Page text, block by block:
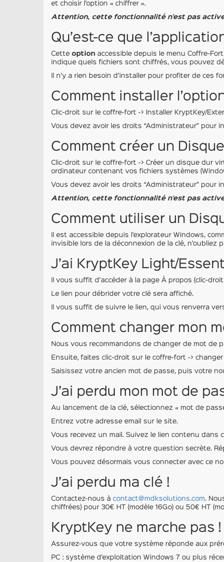
et choisir l’option « chiffrer ».
Attention, cette fonctionnalité n’est pas
Qu’est-ce que
Cette option accessible depuis le menu Coffre-
indique quels fichiers sont chiffrés, vous pouvez
Il n’y a rien besoin d’installer pour profiter de ces
Comment installer
Clic-droit sur le coffre-fort -> Installer KryptKey/
Vous devez avoir les droits “Administrateur” pour
Comment créer un
Clic-droit sur le coffre-fort -> Créer un disque dur
ordinateur contenant vos fichiers systèmes
Vous devez avoir les droits “Administrateur” pour
Attention, cette fonctionnalité n’est pas
Comment utiliser un
Il est accessible depuis l’explorateur Windows,
invisible lors de la déconnexion de la clé, n’oubliez
J’ai KryptKey Light/
Il vous suffit d’accéder à la page À propos (clic-
Le lien pour débrider votre clé sera affiché.
Il vous suffit de suivre le lien, qui vous renverra
Comment changer mon
Nous vous recommandons de changer de mot de
Ensuite, faites clic-droit sur le coffre-fort ->
Saisissez votre ancien mot de passe, puis votre
J’ai perdu mon mot de
Au lancement de la clé, sélectionnez « mot de
Entrez votre adresse email sur le site.
Vous recevez un mail. Suivez le lien contenu dans
Vous devrez répondre à votre question secrète.
Vous pouvez désormais vous connecter avec ce
J’ai perdu ma clé !
Contactez-nous à contact@mdksolutions.com.
chiffrées) pour 30€ HT (modèle 16Go) ou 50€ HT
KryptKey ne marche pas !
Assurez-vous que votre système réponde aux
PC : système d’exploitation Windows 7 ou plus